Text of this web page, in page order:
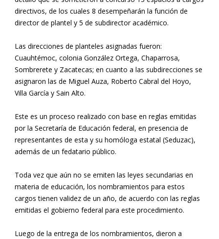
directivos, de los cuales 8 desempeñarán la función de
director de plantel y 5 de subdirector académico.
Las direcciones de planteles asignadas fueron:
Cuauhtémoc, colonia González Ortega, Chaparrosa,
Sombrerete y Zacatecas; en cuanto a las subdirecciones se
asignaron las de Miguel Auza, Roberto Cabral del Hoyo,
Villa García y Sain Alto.
Este es un proceso realizado con base en reglas emitidas
por la Secretaría de Educación federal, en presencia de
representantes de esta y su homóloga estatal (Seduzac),
además de un fedatario público.
Toda vez que aún no se emiten las leyes secundarias en
materia de educación, los nombramientos para estos
cargos tienen validez de un año, de acuerdo con las reglas
emitidas el gobierno federal para este procedimiento.
Luego de la entrega de los nombramientos, dieron a